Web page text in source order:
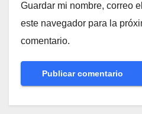
Guardar mi nombre, correo
este navegador para la
comentario.